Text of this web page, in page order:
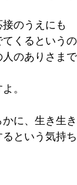
のうえにも
くるというの
のありさまで
。
に、生き生
という気持